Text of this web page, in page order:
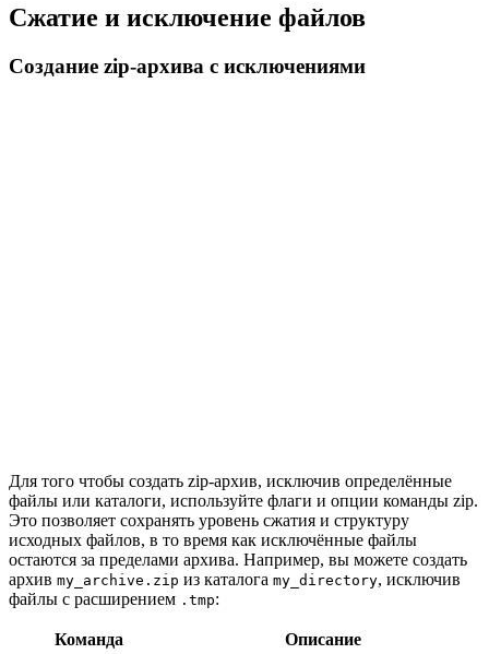
Сжатие и исключение файлов
Создание zip-архива с исключениями
Для того чтобы создать zip-архив, исключив определённые
файлы или каталоги, используйте флаги и опции команды zip.
Это позволяет сохранять уровень сжатия и структуру
исходных файлов, в то время как исключённые файлы
остаются за пределами архива. Например, вы можете создать
архив my_archive.zip из каталога my_directory, исключив
файлы с расширением .tmp:
Команда Описание